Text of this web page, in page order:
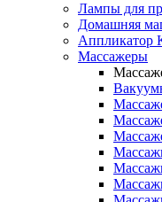
Лампы для
Домашняя
Аппликатор
Массажеры